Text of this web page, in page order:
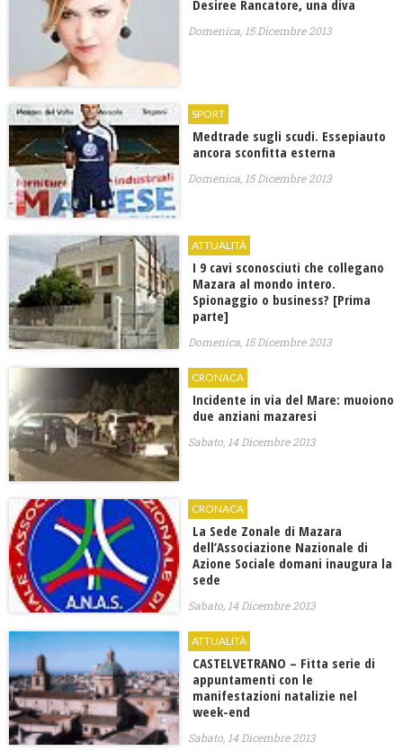
Desiree Rancatore, una diva
Domenica, 15 Dicembre 2013
SPORT
Medtrade sugli scudi. Essepiauto
ancora sconfitta esterna
Domenica, 15 Dicembre 2013
ATTUALITÀ
I 9 cavi sconosciuti che collegano
Mazara al mondo intero.
Spionaggio o business? [Prima
parte]
Domenica, 15 Dicembre 2013
CRONACA
Incidente in via del Mare: muoiono
due anziani mazaresi
Sabato, 14 Dicembre 2013
CRONACA
La Sede Zonale di Mazara
dell’Associazione Nazionale di
Azione Sociale domani inaugura la
sede
Sabato, 14 Dicembre 2013
ATTUALITÀ
CASTELVETRANO – Fitta serie di
appuntamenti con le
manifestazioni natalizie nel
week-end
Sabato, 14 Dicembre 2013